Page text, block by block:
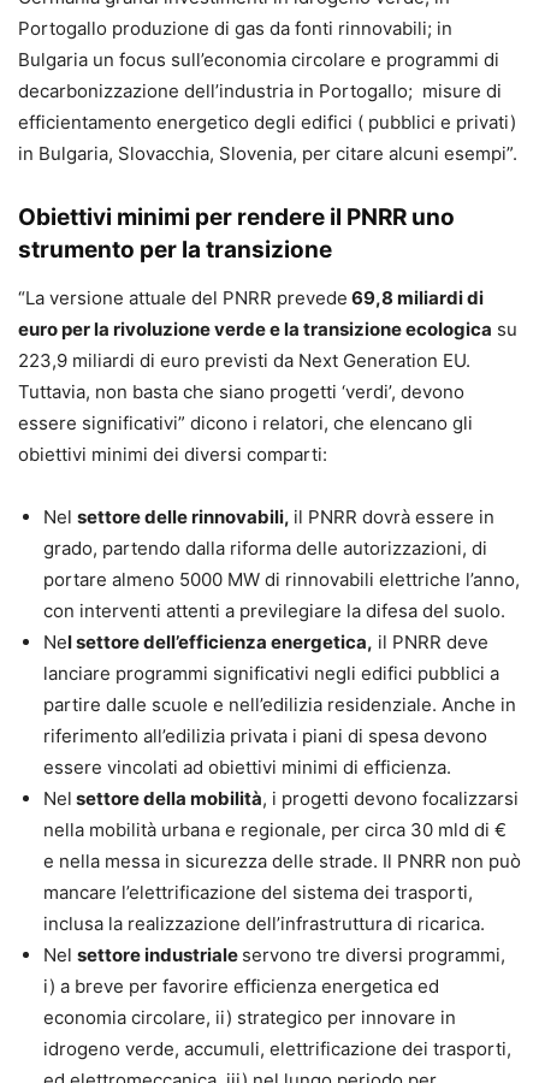
Portogallo produzione di gas da fonti rinnovabili; in
Bulgaria un focus sull’economia circolare e programmi di
decarbonizzazione dell’industria in Portogallo; misure di
efficientamento energetico degli edifici ( pubblici e privati)
in Bulgaria, Slovacchia, Slovenia, per citare alcuni esempi”.
Obiettivi minimi per rendere il PNRR uno
strumento per la transizione
“La versione attuale del PNRR prevede 69,8 miliardi di
euro per la rivoluzione verde e la transizione ecologica su
223,9 miliardi di euro previsti da Next Generation EU.
Tuttavia, non basta che siano progetti ‘verdi’, devono
essere significativi” dicono i relatori, che elencano gli
obiettivi minimi dei diversi comparti:
Nel settore delle rinnovabili, il PNRR dovrà essere in
grado, partendo dalla riforma delle autorizzazioni, di
portare almeno 5000 MW di rinnovabili elettriche l’anno,
con interventi attenti a previlegiare la difesa del suolo.
Nel settore dell’efficienza energetica, il PNRR deve
lanciare programmi significativi negli edifici pubblici a
partire dalle scuole e nell’edilizia residenziale. Anche in
riferimento all’edilizia privata i piani di spesa devono
essere vincolati ad obiettivi minimi di efficienza.
Nel settore della mobilità, i progetti devono focalizzarsi
nella mobilità urbana e regionale, per circa 30 mld di €
e nella messa in sicurezza delle strade. Il PNRR non può
mancare l’elettrificazione del sistema dei trasporti,
inclusa la realizzazione dell’infrastruttura di ricarica.
Nel settore industriale servono tre diversi programmi,
i) a breve per favorire efficienza energetica ed
economia circolare, ii) strategico per innovare in
idrogeno verde, accumuli, elettrificazione dei trasporti,